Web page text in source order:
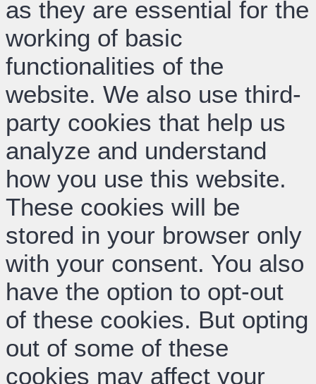
as they are essential for the
working of basic
functionalities of the
website. We also use third-
party cookies that help us
analyze and understand
how you use this website.
These cookies will be
stored in your browser only
with your consent. You also
have the option to opt-out
of these cookies. But opting
out of some of these
cookies may affect your